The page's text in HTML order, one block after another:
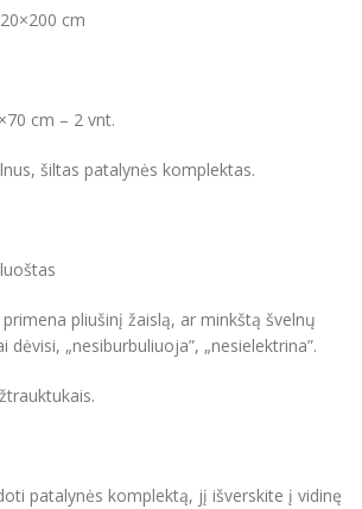
cm
cm – 2 vnt.
šiltas patalynės komplektas.
pliušinį žaislą, ar minkštą švelnų
dėvisi, „nesiburbuliuoja”, „nesielektrina”.
patalynės komplektą, jį išverskite į vidinę